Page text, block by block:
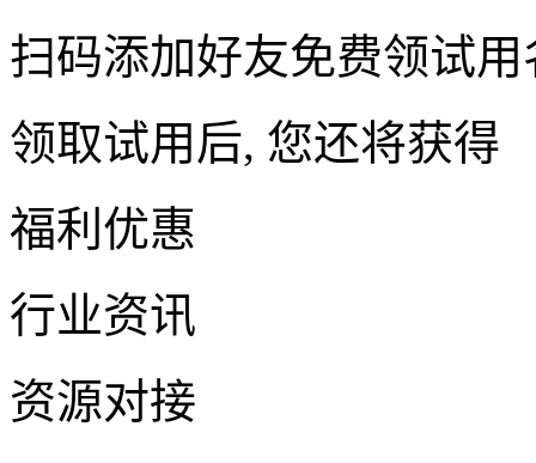
扫码添加好友免费领试用
领取试用后, 您还将获得
福利优惠
行业资讯
资源对接